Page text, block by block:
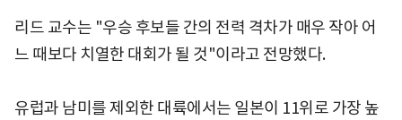
리드 교수는 "우승 후보들 간의 전력 격차가 매우 작아 어
느 때보다 치열한 대회가 될 것"이라고 전망했다.
유럽과 남미를 제외한 대륙에서는 일본이 11위로 가장 높